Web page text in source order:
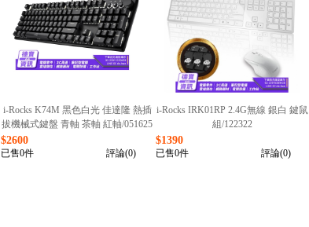
i-Rocks K74M 黑色白光 佳達隆 熱插
拔機械式鍵盤 青軸 茶軸 紅軸/051625
$2600
已售0件 評論(0)
i-Rocks IRK01RP 2.4G無線 銀白 鍵鼠
組/122322
$1390
已售0件 評論(0)